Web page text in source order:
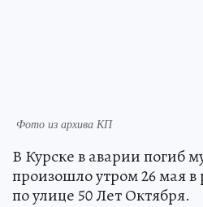
Фото из архива КП
В Курске в аварии погиб
произошло утром 26 мая
по улице 50 Лет Октября.